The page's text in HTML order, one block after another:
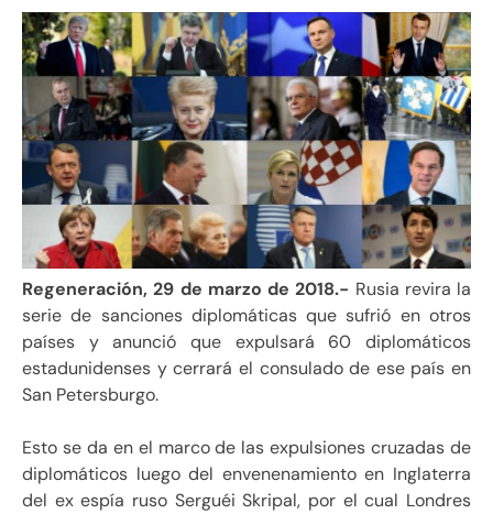
Regeneración, 29 de marzo de 2018.- Rusia revira la
serie de sanciones diplomáticas que sufrió en otros
países y anunció que expulsará 60 diplomáticos
estadunidenses y cerrará el consulado de ese país en
San Petersburgo.
Esto se da en el marco de las expulsiones cruzadas de
diplomáticos luego del envenenamiento en Inglaterra
del ex espía ruso Serguéi Skripal, por el cual Londres